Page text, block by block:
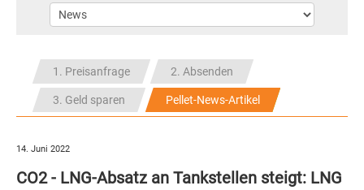
1. Preisanfrage 2. Absenden
3. Geld sparen Pellet-News-Artikel
14. Juni 2022
CO2 - LNG-Absatz an Tankstellen steigt: LNG